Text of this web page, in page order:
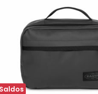
Saldos